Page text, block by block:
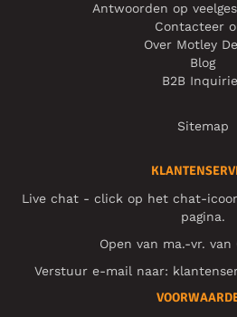
Antwoorden op
Contacteer
Over Motley
Blog
B2B
Sitemap
Live chat - click op het chat-
pagina.
Open van ma.-vr. van
Verstuur e-mail naar: